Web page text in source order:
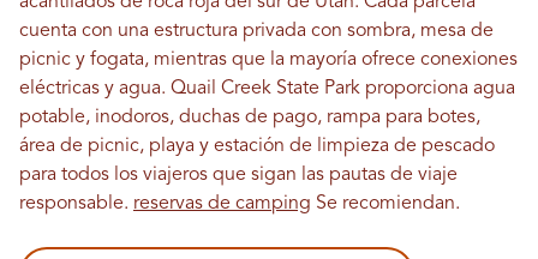
cuenta con una estructura privada con sombra, mesa de
picnic y fogata, mientras que la mayoría ofrece conexiones
eléctricas y agua. Quail Creek State Park proporciona agua
potable, inodoros, duchas de pago, rampa para botes,
área de picnic, playa y estación de limpieza de pescado
para todos los viajeros que sigan las pautas de viaje
responsable. reservas de camping Se recomiendan.